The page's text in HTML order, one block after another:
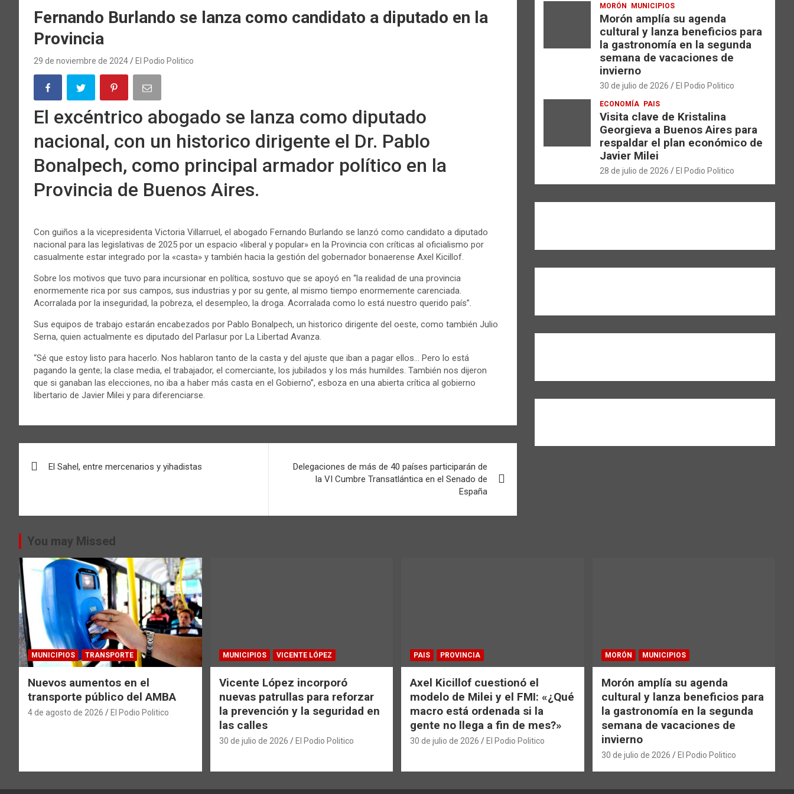
Fernando Burlando se lanza como candidato a diputado en la
Provincia
29 de noviembre de 2024 El Podio Politico
El excéntrico abogado se lanza como diputado
nacional, con un historico dirigente el Dr. Pablo
Bonalpech, como principal armador político en la
Provincia de Buenos Aires.
Con guiños a la vicepresidenta Victoria Villarruel, el abogado Fernando Burlando se lanzó como candidato a diputado
nacional para las legislativas de 2025 por un espacio «liberal y popular» en la Provincia con críticas al oficialismo por
casualmente estar integrado por la «casta» y también hacia la gestión del gobernador bonaerense Axel Kicillof.
Sobre los motivos que tuvo para incursionar en política, sostuvo que se apoyó en “la realidad de una provincia
enormemente rica por sus campos, sus industrias y por su gente, al mismo tiempo enormemente carenciada.
Acorralada por la inseguridad, la pobreza, el desempleo, la droga. Acorralada como lo está nuestro querido país”.
Sus equipos de trabajo estarán encabezados por Pablo Bonalpech, un historico dirigente del oeste, como también Julio
Serna, quien actualmente es diputado del Parlasur por La Libertad Avanza.
“Sé que estoy listo para hacerlo. Nos hablaron tanto de la casta y del ajuste que iban a pagar ellos… Pero lo está
pagando la gente; la clase media, el trabajador, el comerciante, los jubilados y los más humildes. También nos dijeron
que si ganaban las elecciones, no iba a haber más casta en el Gobierno”, esboza en una abierta crítica al gobierno
libertario de Javier Milei y para diferenciarse.
El Sahel, entre mercenarios y yihadistas
Delegaciones de más de 40 países participarán de
la VI Cumbre Transatlántica en el Senado de
España
MORÓN MUNICIPIOS
Morón amplía su agenda
cultural y lanza beneficios para
la gastronomía en la segunda
semana de vacaciones de
invierno
30 de julio de 2026 El Podio Politico
ECONOMÍA PAIS
Visita clave de Kristalina
Georgieva a Buenos Aires para
respaldar el plan económico de
Javier Milei
28 de julio de 2026 El Podio Politico
You may Missed
MUNICIPIOS TRANSPORTE
Nuevos aumentos en el
transporte público del AMBA
4 de agosto de 2026 El Podio Politico
MUNICIPIOS VICENTE LÓPEZ
Vicente López incorporó
nuevas patrullas para reforzar
la prevención y la seguridad en
las calles
30 de julio de 2026 El Podio Politico
PAIS PROVINCIA
Axel Kicillof cuestionó el
modelo de Milei y el FMI: «¿Qué
macro está ordenada si la
gente no llega a fin de mes?»
30 de julio de 2026 El Podio Politico
MORÓN MUNICIPIOS
Morón amplía su agenda
cultural y lanza beneficios para
la gastronomía en la segunda
semana de vacaciones de
invierno
30 de julio de 2026 El Podio Politico